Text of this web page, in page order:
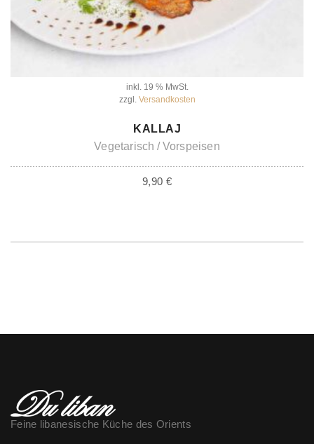
inkl. 19 % MwSt.
zzgl. Versandkosten
IN DEN WARENKORB
KALLAJ
Vegetarisch
Vorspeisen
9,90 €
Feine libanesische Küche des Orients